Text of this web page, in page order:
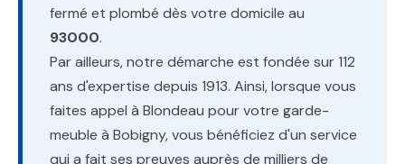
fermé et plombé dès votre domicile au
93000.
Par ailleurs, notre démarche est fondée sur 112
ans d'expertise depuis 1913. Ainsi, lorsque vous
faites appel à Blondeau pour votre garde-
meuble à Bobigny, vous bénéficiez d'un service
qui a fait ses preuves auprès de milliers de